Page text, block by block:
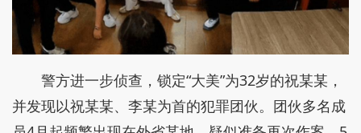
警方进一步侦查，锁定“大美”为32岁的祝某某，
并发现以祝某某、李某为首的犯罪团伙。团伙多名成